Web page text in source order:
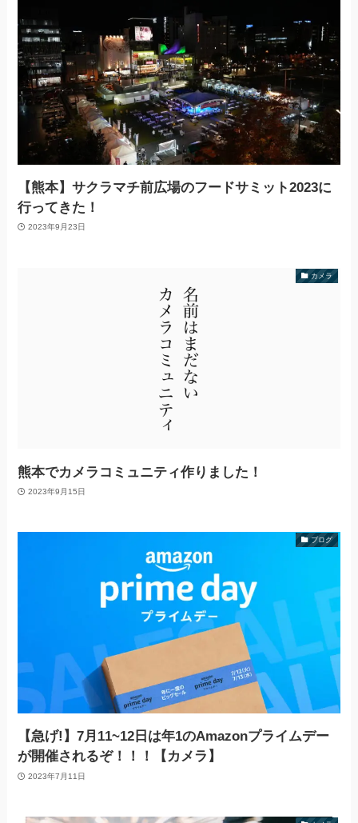
【熊本】サクラマチ前広場のフードサミット2023に
行ってきた！
2023年9月23日
カメラ
熊本でカメラコミュニティ作りました！
2023年9月15日
ブログ
【急げ!】7月11~12日は年1のAmazonプライムデー
が開催されるぞ！！！【カメラ】
2023年7月11日